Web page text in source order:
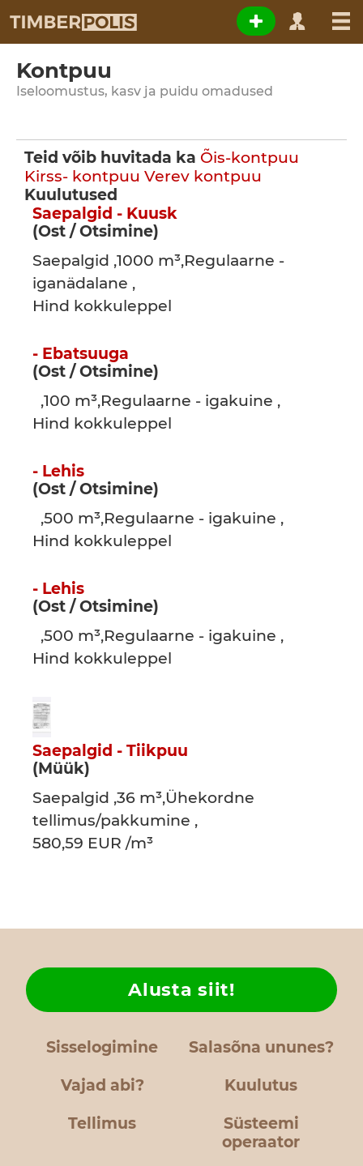
Kontpuu
Iseloomustus, kasv ja puidu omadused
Teid võib huvitada ka Õis-kontpuu
Kirss- kontpuu Verev kontpuu
Kuulutused
Saepalgid - Kuusk
(Ost / Otsimine)
Saepalgid ,1000 m³,Regulaarne -
iganädalane ,
Hind kokkuleppel
- Ebatsuuga
(Ost / Otsimine)
,100 m³,Regulaarne - igakuine ,
Hind kokkuleppel
- Lehis
(Ost / Otsimine)
,500 m³,Regulaarne - igakuine ,
Hind kokkuleppel
- Lehis
(Ost / Otsimine)
,500 m³,Regulaarne - igakuine ,
Hind kokkuleppel
Saepalgid - Tiikpuu
(Müük)
Saepalgid ,36 m³,Ühekordne
tellimus/pakkumine ,
580,59 EUR /m³
Sisselogimine Salasõna ununes?
Vajad abi?
Alusta siit!
Kuulutus
Tellimus
Süsteemi
operaator